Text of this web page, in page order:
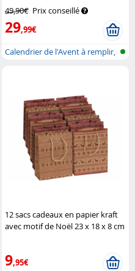
49,90€ Prix conseillé
29,99€
Calendrier de l'Avent à remplir,
12 sacs cadeaux en papier kraft
avec motif de Noël 23 x 18 x 8 cm
9,95€